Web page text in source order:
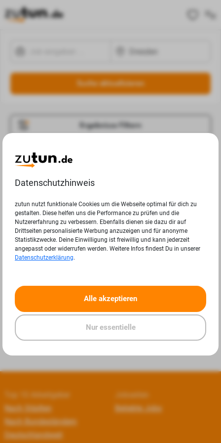
Suche aktualisieren
Ergebnisse Filtern
Jobangebote
Ergebnisse.
« »
Top 10 Arbeitgeber
Nach Städten
Nach Bundesländern
Deutschlandweit
Jobseiten
Beliebte Jobs
Datenschutzhinweis
zutun nutzt funktionale Cookies um die Webseite optimal für dich zu
gestalten. Diese helfen uns die Performance zu prüfen und die
Nutzererfahrung zu verbessern. Ebenfalls dienen sie dazu dir auf
Drittseiten personalisierte Werbung anzuzeigen und für anonyme
Statistikzwecke. Deine Einwilligung ist freiwillig und kann jederzeit
angepasst oder widerrufen werden. Weitere Infos findest Du in unserer
Datenschutzerklärung.
Alle akzeptieren
Nur essentielle